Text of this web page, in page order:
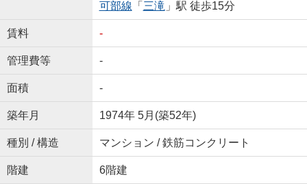
可部線 「 三滝 」駅 徒歩15分
賃料 -
管理費等 -
面積 -
築年月 1974年 5月(築52年)
種別 / 構造 マンション / 鉄筋コンクリート
階建 6階建